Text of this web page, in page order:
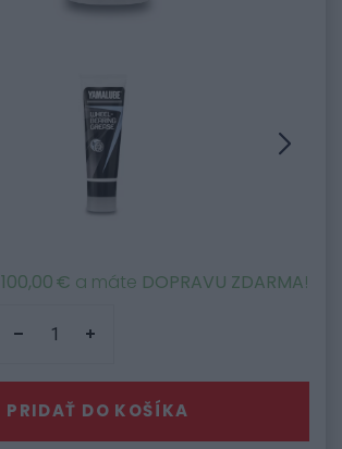
100,00 € a máte DOPRAVU ZDARMA!
PRIDAŤ DO KOŠÍKA